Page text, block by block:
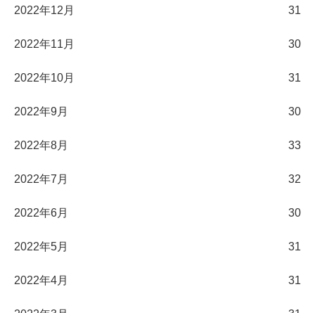
2022年12月 31
2022年11月 30
2022年10月 31
2022年9月 30
2022年8月 33
2022年7月 32
2022年6月 30
2022年5月 31
2022年4月 31